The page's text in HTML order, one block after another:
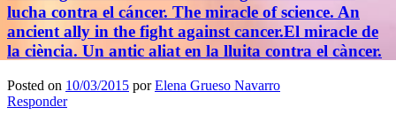
lucha contra el cáncer. The miracle of science. An
ancient ally in the fight against cancer.El miracle de
la ciència. Un antic aliat en la lluita contra el càncer.
Posted on 10/03/2015 porElena Grueso Navarro
Responder